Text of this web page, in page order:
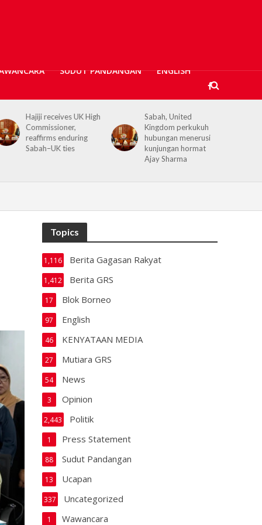
SUDUT PANDANGAN ENGLISH
Hajiji receives UK High
Commissioner,
reaffirms enduring
Sabah–UK ties
Sabah, United
Kingdom perkukuh
hubungan menerusi
kunjungan hormat
Ajay Sharma
Topics
Berita Gagasan Rakyat
1,116
Berita GRS
1,412
Blok Borneo
17
English
97
KENYATAAN MEDIA
46
Mutiara GRS
27
News
54
Opinion
3
Politik
2,443
Press Statement
1
Sudut Pandangan
88
Ucapan
13
Uncategorized
337
Wawancara
1